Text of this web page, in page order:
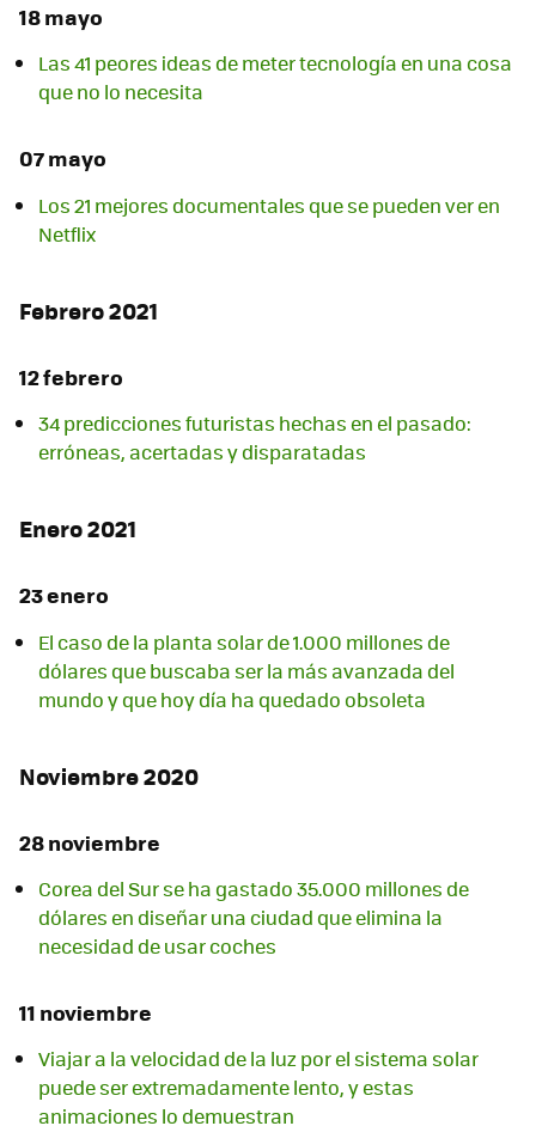
18 mayo
Las 41 peores ideas de meter tecnología en una cosa
que no lo necesita
07 mayo
Los 21 mejores documentales que se pueden ver en
Netflix
Febrero 2021
12 febrero
34 predicciones futuristas hechas en el pasado:
erróneas, acertadas y disparatadas
Enero 2021
23 enero
El caso de la planta solar de 1.000 millones de
dólares que buscaba ser la más avanzada del
mundo y que hoy día ha quedado obsoleta
Noviembre 2020
28 noviembre
Corea del Sur se ha gastado 35.000 millones de
dólares en diseñar una ciudad que elimina la
necesidad de usar coches
11 noviembre
Viajar a la velocidad de la luz por el sistema solar
puede ser extremadamente lento, y estas
animaciones lo demuestran